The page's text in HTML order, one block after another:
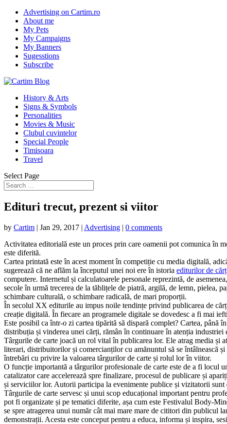
Advertising on Cartim.ro
About me
My Pets
My Campaigns
My Banners
Sugesstions
Subscribe
History & Arts
Signs & Symbols
Personalities
Movies & Music
Clubul cuvintelor
Special People
Timisoara
Travel
Select Page
Edituri trecut, prezent si viitor
by Cartim | Jan 29, 2017 | Advertising | 0 comments
Activitatea editorială este un proces prin care oamenii pot comunica în
este diferită.
Cartea printată este în acest moment în competiție cu media digitală,
sugerează că ne aflăm la începutul unei noi ere în istoria editurilor de
computere. Internetul și calculatoarele personale reprezintă, de
secole în urmă trecerea de la tăblițele de piatră, argilă, de lemn, pielea,
schimbare culturală, o schimbare radicală, de mari proporții.
În secolul XX editurile au impus noile tendințe privind publicarea de
creație digitală. În fiecare an programele digitale se dovedesc a fi mai
Este posibil ca într-o zi cartea tipărită să dispară complet? Cartea, până
distribuția și vinderea unei cărți, rămân în continuare în atenția industriei
Târgurile de carte joacă un rol vital în publicarea lor. Ele atrag media și
literari, distribuitorilor și comercianților cu amănuntul să se întâlnească
întrebări cu privire la valoarea târgurilor de carte și rolul lor în viitor.
O funcție importantă a târgurilor profesionale de carte este de a fi locul
catalizator care accelerează spre finalizare, procesul de publicare și
și serviciilor lor. Autorii participa la evenimente publice și vizitatorii
Târgurile de carte servesc și unui scop educațional important pentru
pot fi organizate și pe tematici diferite, așa cum este Festivalul Body-
se spre atragerea unui număr cât mai mare mare de cititori din publicul
demonstrații. Acesta este conceput pentru a educa, informa și inspira,